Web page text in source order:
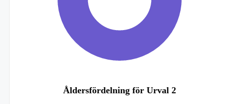
Åldersfördelning för Urval 2